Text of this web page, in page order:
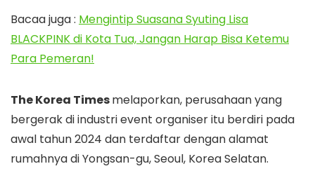
Bacaa juga : Mengintip Suasana Syuting Lisa
BLACKPINK di Kota Tua, Jangan Harap Bisa Ketemu
Para Pemeran!
The Korea Timesmelaporkan, perusahaan yang
bergerak di industri event organiser itu berdiri pada
awal tahun 2024 dan terdaftar dengan alamat
rumahnya di Yongsan-gu, Seoul, Korea Selatan.